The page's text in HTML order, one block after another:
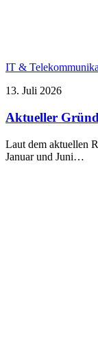
IT &
13. Juli 2026
Aktueller
Laut dem aktuellen
Januar und Juni…